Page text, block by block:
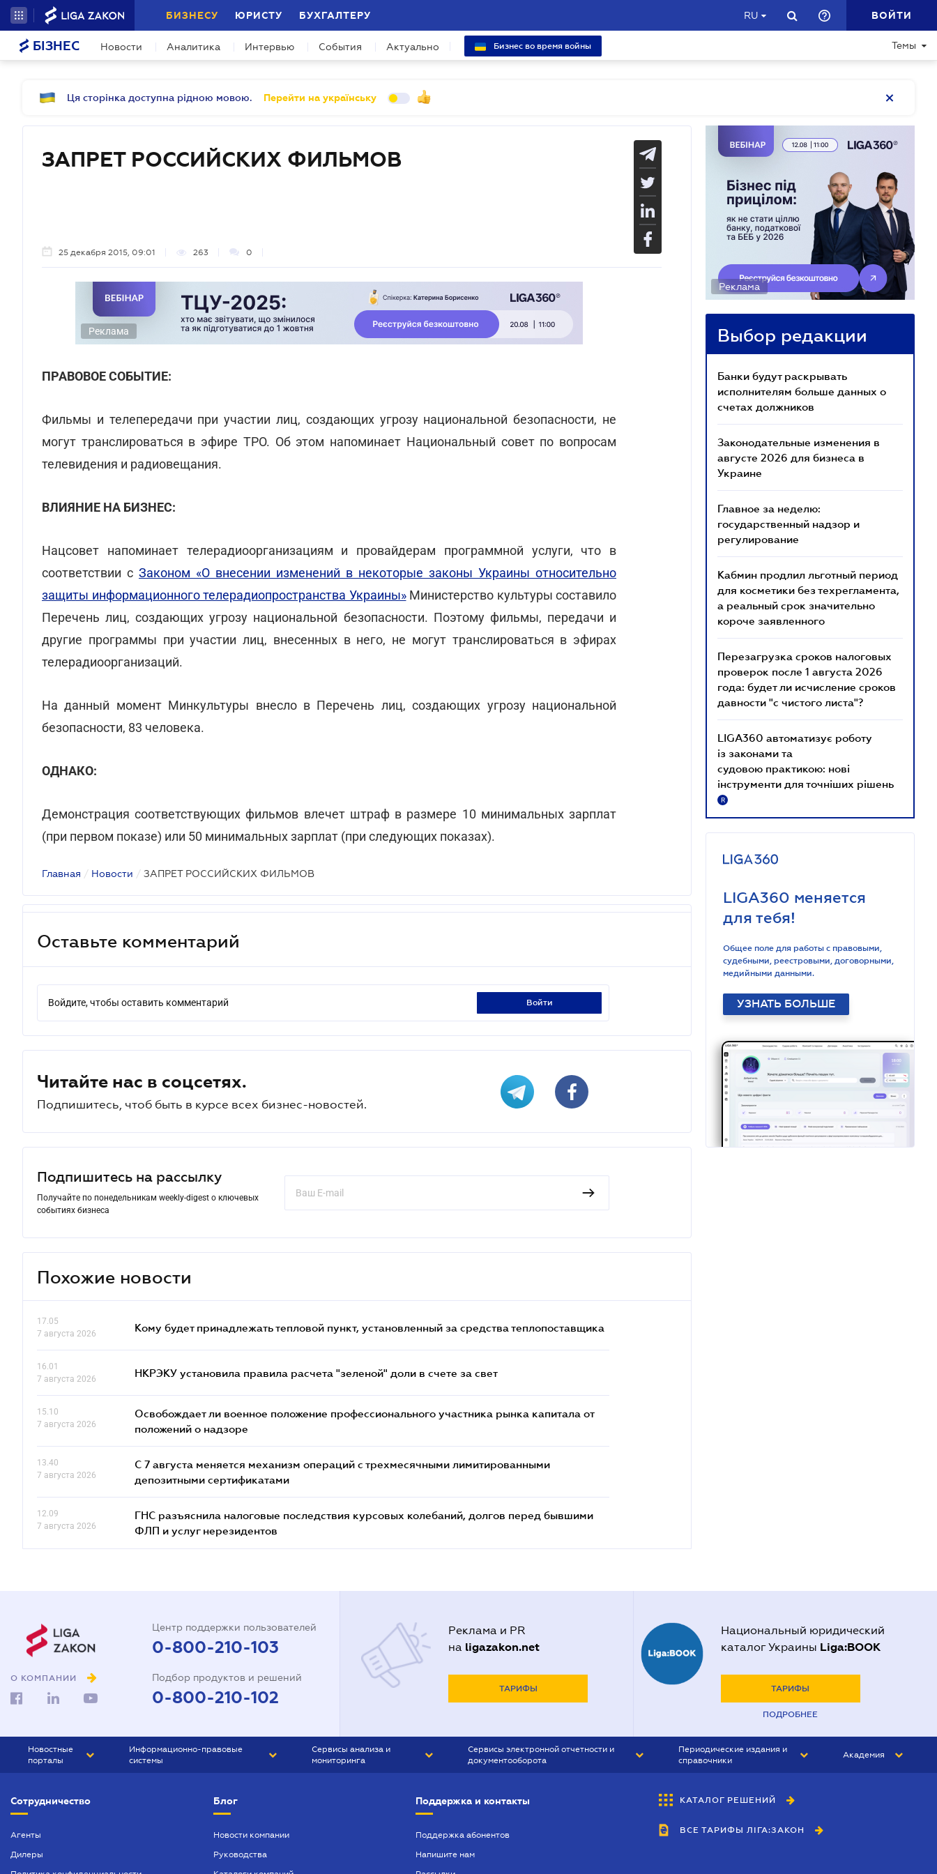
БИЗНЕСУ ЮРИСТУ БУХГАЛТЕРУ RU ВОЙТИ
БІЗНЕС Новости Аналитика Интервью События Актуально Бизнес во время войны Темы
Ця сторінка доступна рідною мовою. Перейти на українську
ЗАПРЕТ РОССИЙСКИХ ФИЛЬМОВ
25 декабря 2015, 09:01 263 0
Реклама
ПРАВОВОЕ СОБЫТИЕ:
Фильмы и телепередачи при участии лиц, создающих угрозу национальной безопасности, не
могут транслироваться в эфире ТРО. Об этом напоминает Национальный совет по вопросам
телевидения и радиовещания.
ВЛИЯНИЕ НА БИЗНЕС:
Нацсовет напоминает телерадиоорганизациям и провайдерам программной услуги, что в
соответствии с Законом «О внесении изменений в некоторые законы Украины относительно
защиты информационного телерадиопространства Украины»Министерство культуры составило
Перечень лиц, создающих угрозу национальной безопасности. Поэтому фильмы, передачи и
другие программы при участии лиц, внесенных в него, не могут транслироваться в эфирах
телерадиоорганизаций.
На данный момент Минкультуры внесло в Перечень лиц, создающих угрозу национальной
безопасности, 83 человека.
ОДНАКО:
Демонстрация соответствующих фильмов влечет штраф в размере 10 минимальных зарплат
(при первом показе) или 50 минимальных зарплат (при следующих показах).
Главная / Новости / ЗАПРЕТ РОССИЙСКИХ ФИЛЬМОВ
Оставьте комментарий
Войдите, чтобы оставить комментарий войти
Читайте нас в соцсетях.
Подпишитесь, чтоб быть в курсе всех бизнес-новостей.
Подпишитесь на рассылку
Получайте по понедельникам weekly-digest о ключевых
событиях бизнеса
Похожие новости
17.05
7 августа 2026
Кому будет принадлежать тепловой пункт, установленный за средства теплопоставщика
16.01
7 августа 2026
НКРЭКУ установила правила расчета "зеленой" доли в счете за свет
15.10
7 августа 2026
Освобождает ли военное положение профессионального участника рынка капитала от
положений о надзоре
13.40
7 августа 2026
С 7 августа меняется механизм операций с трехмесячными лимитированными
депозитными сертификатами
12.09
7 августа 2026
ГНС разъяснила налоговые последствия курсовых колебаний, долгов перед бывшими
ФЛП и услуг нерезидентов
Реклама
Выбор редакции
Банки будут раскрывать
исполнителям больше данных о
счетах должников
Законодательные изменения в
августе 2026 для бизнеса в
Украине
Главное за неделю:
государственный надзор и
регулирование
Кабмин продлил льготный период
для косметики без техрегламента,
а реальный срок значительно
короче заявленного
Перезагрузка сроков налоговых
проверок после 1 августа 2026
года: будет ли исчисление сроков
давности "с чистого листа"?
LIGA360 автоматизує роботу
із законами та
судовою практикою: нові
інструменти для точніших рішень
R
LIGA360 меняется
для тебя!
Общее поле для работы с правовыми,
судебными, реестровыми, договорными,
медийными данными.
УЗНАТЬ БОЛЬШЕ
О КОМПАНИИ
Центр поддержки пользователей
0-800-210-103
Подбор продуктов и решений
0-800-210-102
Реклама и PR
на ligazakon.net
ТАРИФЫ
Национальный юридический
каталог Украины Liga:BOOK
ТАРИФЫ
ПОДРОБНЕЕ
Новостные
порталы
БИЗНЕС
Информационно-правовые
системы
БУХГАЛТЕР ПРОФ
Сервисы анализа и
мониторинга
Сервисы электронной отчетности и
документооборота
Периодические издания и
справочники
БУХГАЛТЕР&ЗАКОН
ВЕСТНИК МСФО
Академия
Сотрудничество
Агенты
Дилеры
Блог
Новости компании
Руководства
Поддержка и контакты
Поддержка абонентов
Напишите нам
КАТАЛОГ РЕШЕНИЙ
ВСЕ ТАРИФЫ ЛІГА:ЗАКОН